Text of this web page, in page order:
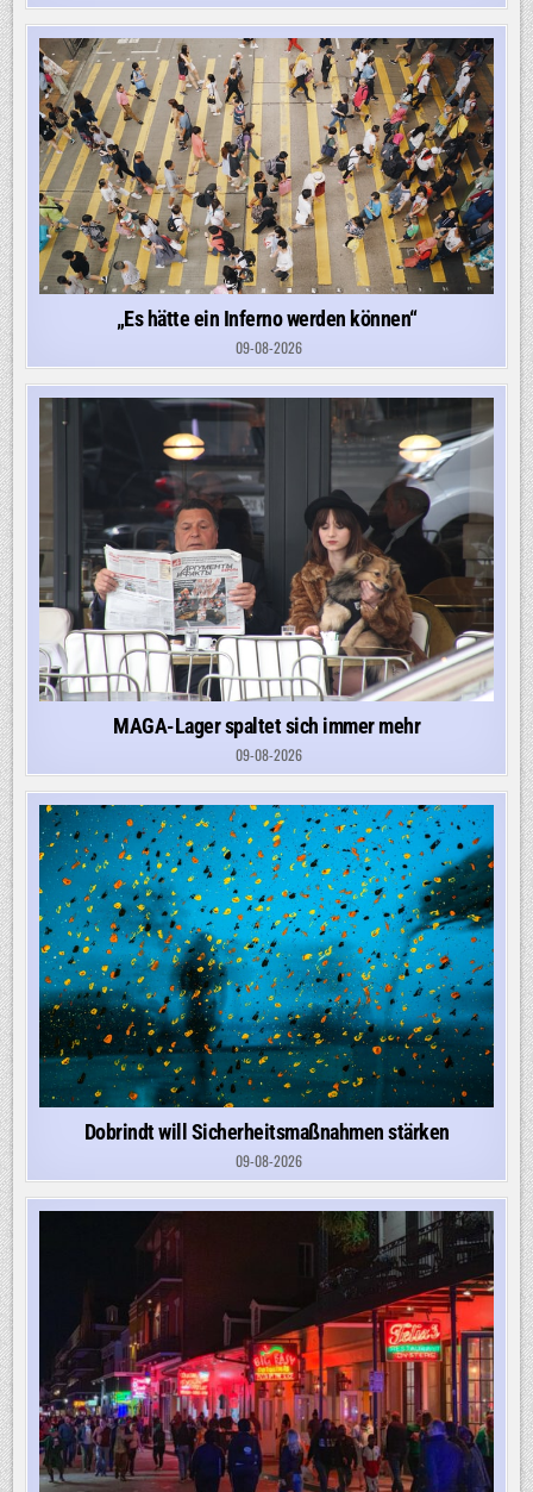
„Es hätte ein Inferno werden können“
09-08-2026
MAGA-Lager spaltet sich immer mehr
09-08-2026
Dobrindt will Sicherheitsmaßnahmen stärken
09-08-2026